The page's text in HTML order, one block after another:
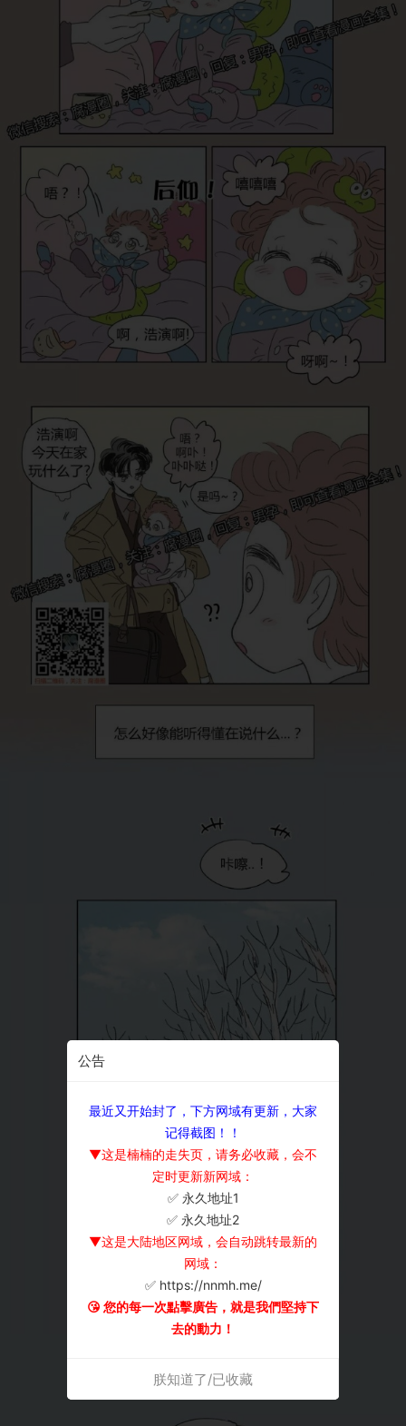
公告
最近又开始封了，下方网域有更新，大家
记得截图！！
▼这是楠楠的走失页，请务必收藏，会不
定时更新新网域：
✅ 永久地址1
✅ 永久地址2
▼这是大陆地区网域，会自动跳转最新的
网域：
✅ https://nnmh.me/
😘 您的每一次點擊廣告，就是我們堅持下
去的動力！
朕知道了/已收藏